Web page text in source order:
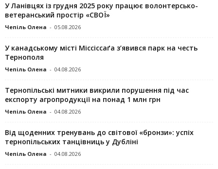
У Ланівцях із грудня 2025 року працює волонтерсько-
ветеранський простір «СВОЇ»
Чепіль Олена - 05.08.2026
У канадському місті Міссіссаґа з’явився парк на честь
Тернополя
Чепіль Олена - 04.08.2026
Тернопільські митники викрили порушення під час
експорту агропродукції на понад 1 млн грн
Чепіль Олена - 04.08.2026
Від щоденних тренувань до світової «бронзи»: успіх
тернопільських танцівниць у Дубліні
Чепіль Олена - 04.08.2026